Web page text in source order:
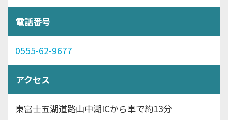
電話番号
0555-62-9677
アクセス
東富士五湖道路山中湖ICから車で約13分